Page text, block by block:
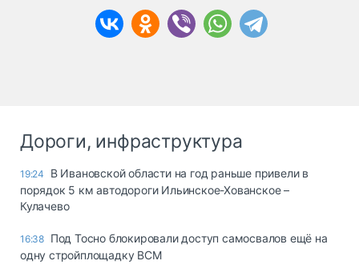
Дороги, инфраструктура
19:24
В Ивановской области на год раньше привели в
порядок 5 км автодороги Ильинское-Хованское –
Кулачево
16:38 Под Тосно блокировали доступ самосвалов ещё на
одну стройплощадку ВСМ